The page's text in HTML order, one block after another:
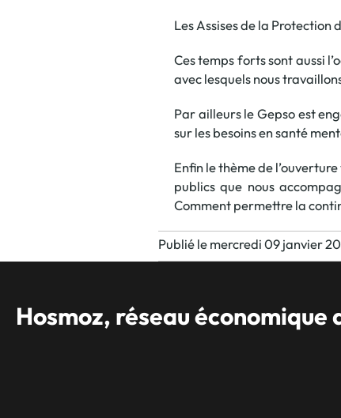
Les Assises de la Protection
Ces temps forts sont aussi
avec lesquels nous
Par ailleurs le Gepso est
sur les besoins en santé
Enfin le thème de
publics que nous
Comment permettre la
Publié le mercredi 09 janvier
Hosmoz, réseau